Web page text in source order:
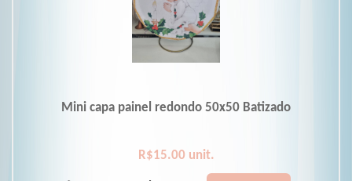
Mini capa painel redondo 50x50 Batizado
R$15.00 unit.